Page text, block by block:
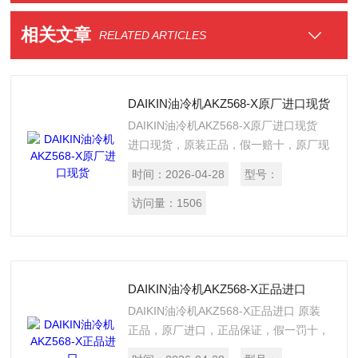
相关文章 RELATED ARTICLES
DAIKIN油冷机AKZ568-X原厂进口现货
DAIKIN油冷机AKZ568-X原厂进口现货
进口现货，原装正品，假一赔十，原厂现
时间： 2026-04-28 型号：
访问量： 1506
DAIKIN油冷机AKZ568-X正品进口
DAIKIN油冷机AKZ568-X正品进口 原装
正品，原厂进口，正品保证，假一罚十，